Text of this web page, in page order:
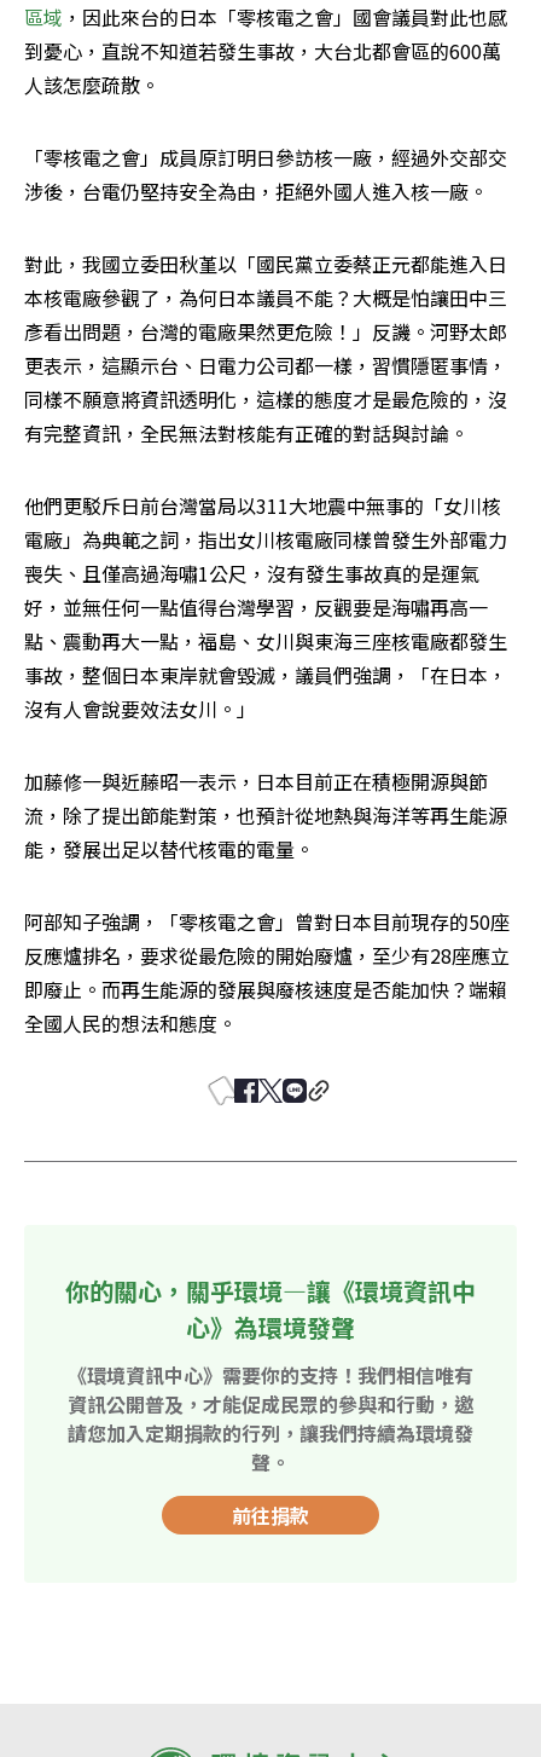
區域 ，因此來台的日本「零核電之會」國會議員對此也感
到憂心，直說不知道若發生事故，大台北都會區的600萬
人該怎麼疏散。
「零核電之會」成員原訂明日參訪核一廠，經過外交部交
涉後，台電仍堅持安全為由，拒絕外國人進入核一廠。
對此，我國立委田秋堇以「國民黨立委蔡正元都能進入日
本核電廠參觀了，為何日本議員不能？大概是怕讓田中三
彥看出問題，台灣的電廠果然更危險！」反譏。河野太郎
更表示，這顯示台、日電力公司都一樣，習慣隱匿事情，
同樣不願意將資訊透明化，這樣的態度才是最危險的，沒
有完整資訊，全民無法對核能有正確的對話與討論。
他們更駁斥日前台灣當局以311大地震中無事的「女川核
電廠」為典範之詞，指出女川核電廠同樣曾發生外部電力
喪失、且僅高過海嘯1公尺，沒有發生事故真的是運氣
好，並無任何一點值得台灣學習，反觀要是海嘯再高一
點、震動再大一點，福島、女川與東海三座核電廠都發生
事故，整個日本東岸就會毀滅，議員們強調，「在日本，
沒有人會說要效法女川。」
加藤修一與近藤昭一表示，日本目前正在積極開源與節
流，除了提出節能對策，也預計從地熱與海洋等再生能源
能，發展出足以替代核電的電量。
阿部知子強調，「零核電之會」曾對日本目前現存的50座
反應爐排名，要求從最危險的開始廢爐，至少有28座應立
即廢止。而再生能源的發展與廢核速度是否能加快？端賴
全國人民的想法和態度。
你的關心，關乎環境—讓《環境資訊中
心》為環境發聲
《環境資訊中心》需要你的支持！我們相信唯有
資訊公開普及，才能促成民眾的參與和行動，邀
請您加入定期捐款的行列，讓我們持續為環境發
聲。
前往捐款